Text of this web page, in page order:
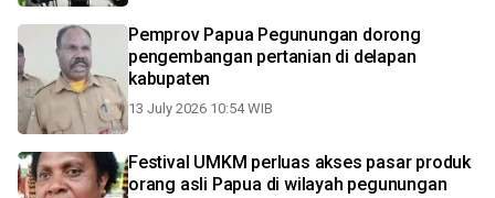
Pemprov Papua Pegunungan dorong
pengembangan pertanian di delapan
kabupaten
13 July 2026 10:54 WIB
Festival UMKM perluas akses pasar produk
orang asli Papua di wilayah pegunungan